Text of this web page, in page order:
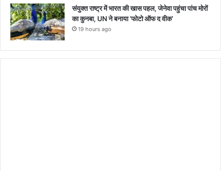
संयुक्त राष्ट्र में भारत की खास पहल, जेनेवा पहुंचा पांच मोरों
का कुनबा, UN ने बनाया ‘फोटो ऑफ द वीक’
19 hours ago